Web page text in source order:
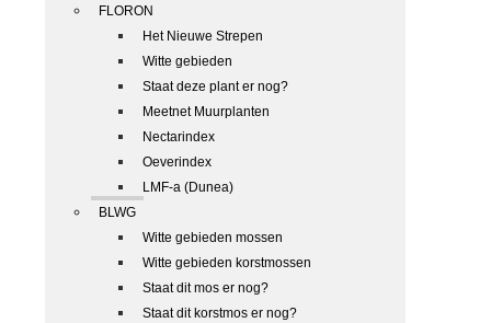
FLORON
Het Nieuwe Strepen
Witte gebieden
Staat deze plant er nog?
Meetnet Muurplanten
Nectarindex
Oeverindex
LMF-a (Dunea)
BLWG
Witte gebieden mossen
Witte gebieden korstmossen
Staat dit mos er nog?
Staat dit korstmos er nog?